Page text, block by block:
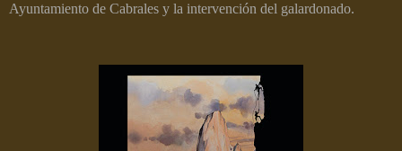
Ayuntamiento de Cabrales y la intervención del galardonado.